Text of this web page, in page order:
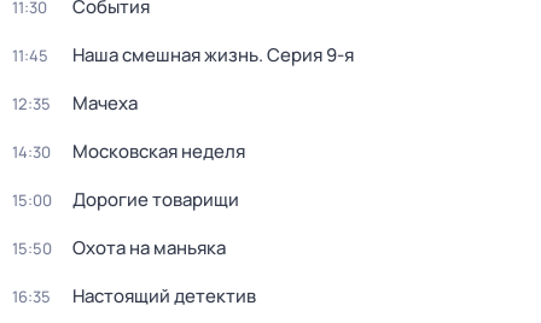
11:30 События
11:45 Наша смешная жизнь. Серия 9-я
12:35 Мачеха
14:30 Московская неделя
15:00 Дорогие товарищи
15:50 Охота на маньяка
16:35 Настоящий детектив